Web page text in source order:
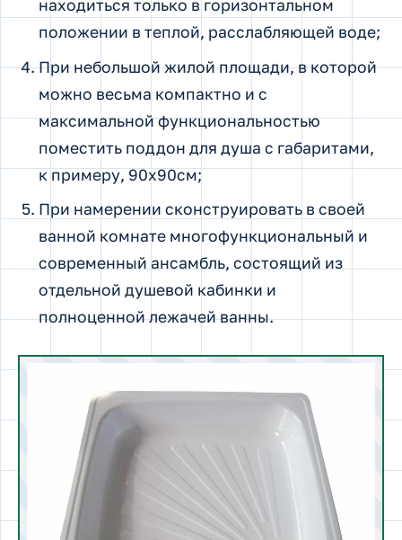
находиться только в горизонтальном
положении в теплой, расслабляющей воде;
При небольшой жилой площади, в которой
можно весьма компактно и с
максимальной функциональностью
поместить поддон для душа с габаритами,
к примеру, 90х90см;
При намерении сконструировать в своей
ванной комнате многофункциональный и
современный ансамбль, состоящий из
отдельной душевой кабинки и
полноценной лежачей ванны.